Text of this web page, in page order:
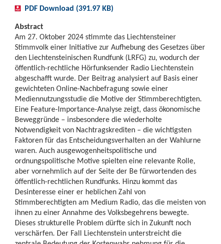
PDF Download (391.97 KB)
Abstract
Am 27. Oktober 2024 stimmte das Liechtensteiner
Stimmvolk einer Initiative zur Aufhebung des Gesetzes über
den Liechtensteinischen Rundfunk (LRFG) zu, wodurch der
öffentlich-rechtliche Hörfunksender Radio Liechtenstein
abgeschafft wurde. Der Beitrag analysiert auf Basis einer
gewichteten Online-Nachbefragung sowie einer
Mediennutzungsstudie die Motive der Stimmberechtigten.
Eine Feature-Importance-Analyse zeigt, dass ökonomische
Beweggründe – insbesondere die wiederholte
Notwendigkeit von Nachtragskrediten – die wichtigsten
Faktoren für das Entscheidungsverhalten an der Wahlurne
waren. Auch ausgewogenheitspolitische und
ordnungspolitische Motive spielten eine relevante Rolle,
aber vornehmlich auf der Seite der Be fürwortenden des
öffentlich-rechtlichen Rundfunks. Hinzu kommt das
Desinteresse einer er heblichen Zahl von
Stimmberechtigten am Medium Radio, das die meisten von
ihnen zu einer Annahme des Volksbegehrens bewegte.
Dieses strukturelle Problem dürfte sich in Zukunft noch
verschärfen. Der Fall Liechtenstein unterstreicht die